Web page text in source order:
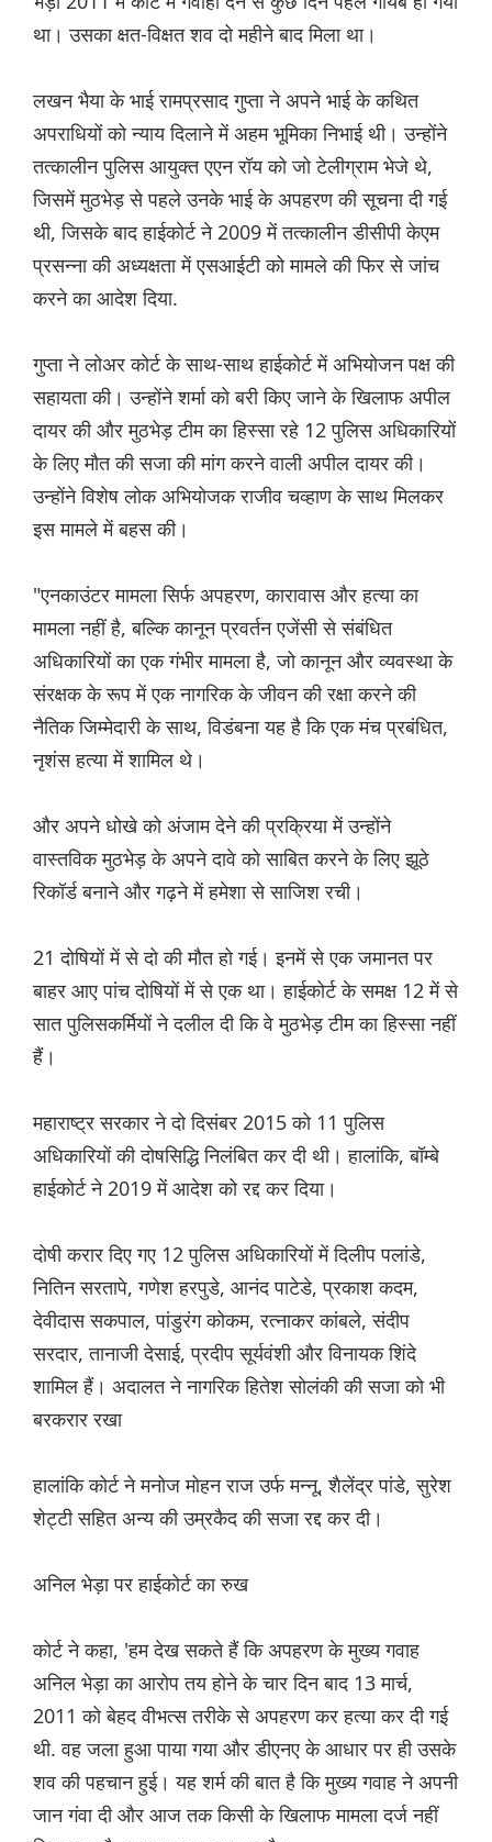
था। उसका क्षत-विक्षत शव दो महीने बाद मिला था।
लखन भैया के भाई रामप्रसाद गुप्ता ने अपने भाई के कथित
अपराधियों को न्याय दिलाने में अहम भूमिका निभाई थी। उन्होंने
तत्कालीन पुलिस आयुक्त एएन रॉय को जो टेलीग्राम भेजे थे,
जिसमें मुठभेड़ से पहले उनके भाई के अपहरण की सूचना दी गई
थी, जिसके बाद हाईकोर्ट ने 2009 में तत्कालीन डीसीपी केएम
प्रसन्ना की अध्यक्षता में एसआईटी को मामले की फिर से जांच
करने का आदेश दिया.
गुप्ता ने लोअर कोर्ट के साथ-साथ हाईकोर्ट में अभियोजन पक्ष की
सहायता की। उन्होंने शर्मा को बरी किए जाने के खिलाफ अपील
दायर की और मुठभेड़ टीम का हिस्सा रहे 12 पुलिस अधिकारियों
के लिए मौत की सजा की मांग करने वाली अपील दायर की।
उन्होंने विशेष लोक अभियोजक राजीव चव्हाण के साथ मिलकर
इस मामले में बहस की।
"एनकाउंटर मामला सिर्फ अपहरण, कारावास और हत्या का
मामला नहीं है, बल्कि कानून प्रवर्तन एजेंसी से संबंधित
अधिकारियों का एक गंभीर मामला है, जो कानून और व्यवस्था के
संरक्षक के रूप में एक नागरिक के जीवन की रक्षा करने की
नैतिक जिम्मेदारी के साथ, विडंबना यह है कि एक मंच प्रबंधित,
नृशंस हत्या में शामिल थे।
और अपने धोखे को अंजाम देने की प्रक्रिया में उन्होंने
वास्तविक मुठभेड़ के अपने दावे को साबित करने के लिए झूठे
रिकॉर्ड बनाने और गढ़ने में हमेशा से साजिश रची।
21 दोषियों में से दो की मौत हो गई। इनमें से एक जमानत पर
बाहर आए पांच दोषियों में से एक था। हाईकोर्ट के समक्ष 12 में से
सात पुलिसकर्मियों ने दलील दी कि वे मुठभेड़ टीम का हिस्सा नहीं
हैं।
महाराष्ट्र सरकार ने दो दिसंबर 2015 को 11 पुलिस
अधिकारियों की दोषसिद्धि निलंबित कर दी थी। हालांकि, बॉम्बे
हाईकोर्ट ने 2019 में आदेश को रद्द कर दिया।
दोषी करार दिए गए 12 पुलिस अधिकारियों में दिलीप पलांडे,
नितिन सरतापे, गणेश हरपुडे, आनंद पाटेडे, प्रकाश कदम,
देवीदास सकपाल, पांडुरंग कोकम, रत्नाकर कांबले, संदीप
सरदार, तानाजी देसाई, प्रदीप सूर्यवंशी और विनायक शिंदे
शामिल हैं। अदालत ने नागरिक हितेश सोलंकी की सजा को भी
बरकरार रखा
हालांकि कोर्ट ने मनोज मोहन राज उर्फ मन्नू, शैलेंद्र पांडे, सुरेश
शेट्टी सहित अन्य की उम्रकैद की सजा रद्द कर दी।
अनिल भेड़ा पर हाईकोर्ट का रुख
कोर्ट ने कहा, 'हम देख सकते हैं कि अपहरण के मुख्य गवाह
अनिल भेड़ा का आरोप तय होने के चार दिन बाद 13 मार्च,
2011 को बेहद वीभत्स तरीके से अपहरण कर हत्या कर दी गई
थी. वह जला हुआ पाया गया और डीएनए के आधार पर ही उसके
शव की पहचान हुई। यह शर्म की बात है कि मुख्य गवाह ने अपनी
जान गंवा दी और आज तक किसी के खिलाफ मामला दर्ज नहीं